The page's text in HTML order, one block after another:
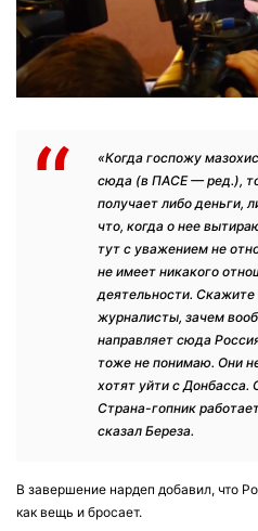
«Когда госпожу
сюда (в ПАСЕ — ред.),
получает либо деньги,
что, когда о нее
тут с уважением не
не имеет никакого
деятельности.
журналисты, зачем
направляет сюда
тоже не понимаю. Они
хотят уйти с Донбасса.
Страна-гопник
сказал Береза.
В завершение нардеп добавил, что
как вещь и бросает.